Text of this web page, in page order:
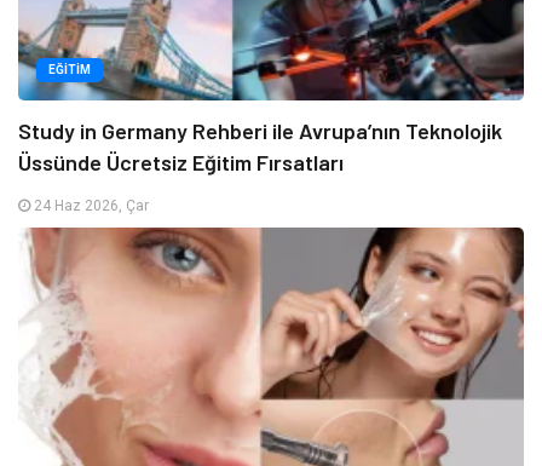
EĞITIM
Study in Germany Rehberi ile Avrupa’nın Teknolojik
Üssünde Ücretsiz Eğitim Fırsatları
24 Haz 2026, Çar